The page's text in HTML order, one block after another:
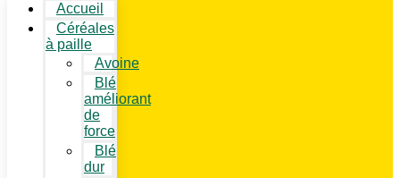
Accueil
Céréales
à paille
Avoine
Blé
améliorant
de
force
Blé
dur